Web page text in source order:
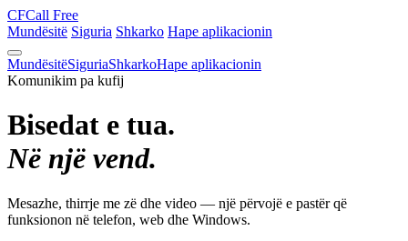
CFCall Free
Mundësitë Siguria Shkarko Hape aplikacionin
MundësitëSiguriaShkarkoHape aplikacionin
Komunikim pa kufij
Bisedat e tua.
Në një vend.
Mesazhe, thirrje me zë dhe video — një përvojë e pastër që
funksionon në telefon, web dhe Windows.